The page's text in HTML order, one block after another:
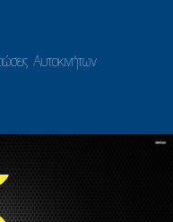
Αυτοκινήτων